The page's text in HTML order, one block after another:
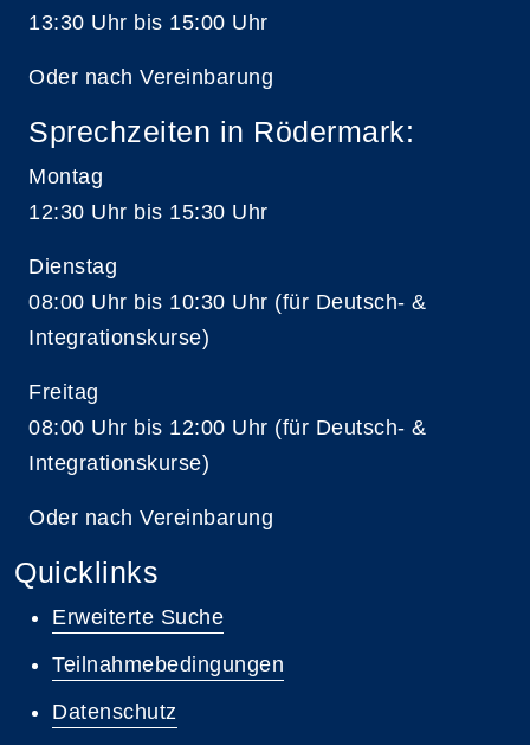
13:30 Uhr bis 15:00 Uhr
Oder nach Vereinbarung
Sprechzeiten in Rödermark:
Montag
12:30 Uhr bis 15:30 Uhr
Dienstag
08:00 Uhr bis 10:30 Uhr (für Deutsch- &
Integrationskurse)
Freitag
08:00 Uhr bis 12:00 Uhr (für Deutsch- &
Integrationskurse)
Oder nach Vereinbarung
Quicklinks
Erweiterte Suche
Teilnahmebedingungen
Datenschutz